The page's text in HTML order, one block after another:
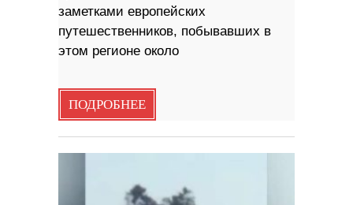
заметками европейских
путешественников, побывавших в
этом регионе около
ПОДРОБНЕЕ